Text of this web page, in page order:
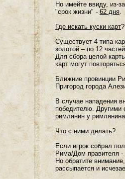
Но имейте ввиду, из-
"срок жизни" - 62 дня.
Где искать куски карт?
Существует 4 типа
золотой – по 12
Для сбора целой
карт могут
Ближние провинции
Пригород города
В случае нападения
победителю. Другими
римлянин у
Что с ними делать?
Если игрок собрал
Рима/Дом правителя -
Но обратите
рассыпается и